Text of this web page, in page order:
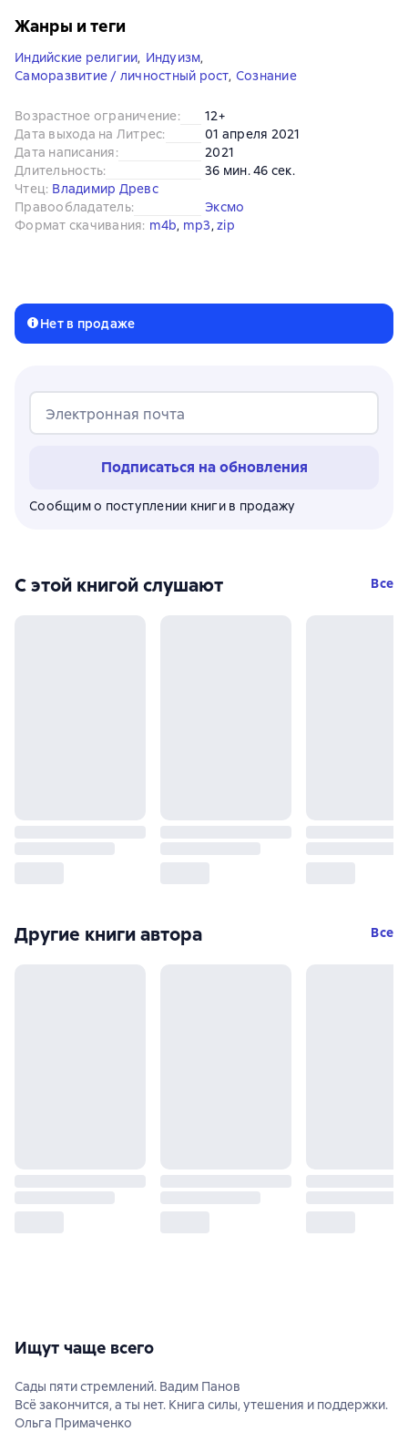
Жанры и теги
Индийские религии, Индуизм,
Саморазвитие / личностный рост, Сознание
Возрастное ограничение:
12+
Дата выхода на Литрес:
01 апреля 2021
Дата написания:
2021
Длительность:
36 мин. 46 сек.
Чтец: Владимир Древс
Правообладатель:
Эксмо
Формат скачивания: m4b, mp3, zip
Нет в продаже
Электронная почта
Подписаться на обновления
Сообщим о поступлении книги в продажу
С этой книгой слушают Все
Другие книги автора Все
Ищут чаще всего
Сады пяти стремлений. Вадим Панов
Всё закончится, а ты нет. Книга силы, утешения и поддержки.
Ольга Примаченко